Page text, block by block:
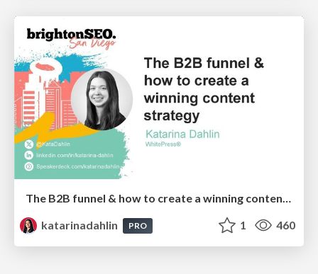
The B2B funnel & how to create a winning content strategy
katarinadahlin
PRO 1 460